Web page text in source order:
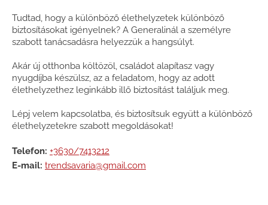
Tudtad, hogy a különböző élethelyzetek különböző
biztosításokat igényelnek? A Generalinál a személyre
szabott tanácsadásra helyezzük a hangsúlyt.
Akár új otthonba költözöl, családot alapítasz vagy
nyugdíjba készülsz, az a feladatom, hogy az adott
élethelyzethez leginkább illő biztosítást találjuk meg.
Lépj velem kapcsolatba, és biztosítsuk együtt a különböző
élethelyzetekre szabott megoldásokat!
Telefon: +3630/7413212
E-mail: trendsavaria@gmail.com